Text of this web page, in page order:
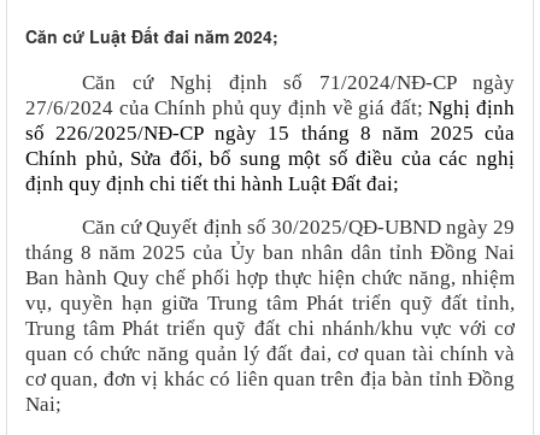
Căn cứ Luật Đất đai năm 2024;
Căn cứ Nghị định số 71/2024/NĐ-CP ngày
27/6/2024 của Chính phủ quy định về giá đất;Nghị định
số 226/2025/NĐ-CP ngày 15 tháng 8 năm 2025 của
Chính phủ, Sửa đổi, bổ sung một số điều của các nghị
định quy định chi tiết thi hành Luật Đất đai;
Căn cứ Quyết định số 30/2025/QĐ-UBND ngày 29
tháng 8 năm 2025 của Ủy ban nhân dân tỉnh Đồng Nai
Ban hành Quy chế phối hợp thực hiện chức năng, nhiệm
vụ, quyền hạn giữa Trung tâm Phát triển quỹ đất tỉnh,
Trung tâm Phát triển quỹ đất chi nhánh/khu vực với cơ
quan có chức năng quản lý đất đai, cơ quan tài chính và
cơ quan, đơn vị khác có liên quan trên địa bàn tỉnh Đồng
Nai;